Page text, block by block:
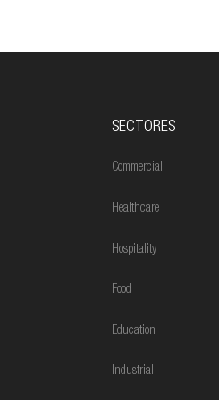
SECTORES
Commercial
Healthcare
Hospitality
Food
Education
Industrial